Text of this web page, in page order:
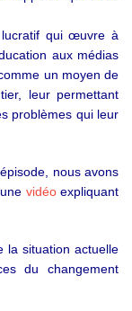
lucratif qui œuvre à
aux médias
un moyen de
leur permettant
problèmes qui leur
nous avons
vidéoexpliquant
la situation actuelle
du changement